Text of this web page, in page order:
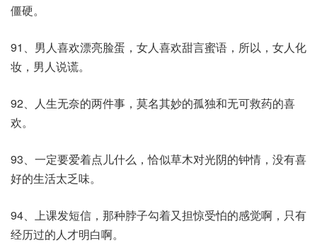
僵硬。
91、男人喜欢漂亮脸蛋，女人喜欢甜言蜜语，所以，女人化
妆，男人说谎。
92、人生无奈的两件事，莫名其妙的孤独和无可救药的喜
欢。
93、一定要爱着点儿什么，恰似草木对光阴的钟情，没有喜
好的生活太乏味。
94、上课发短信，那种脖子勾着又担惊受怕的感觉啊，只有
经历过的人才明白啊。